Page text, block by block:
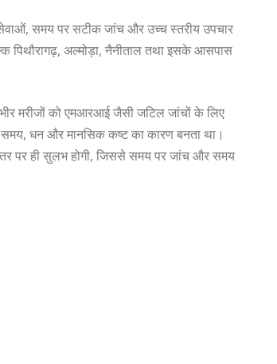
समय पर सटीक जांच और उच्च स्तरीय उपचार
पिथौरागढ़, अल्मोड़ा, नैनीताल तथा इसके आसपास
मरीजों को एमआरआई जैसी जटिल जांचों के लिए
समय, धन और मानसिक कष्ट का कारण बनता था।
पर ही सुलभ होगी, जिससे समय पर जांच और समय